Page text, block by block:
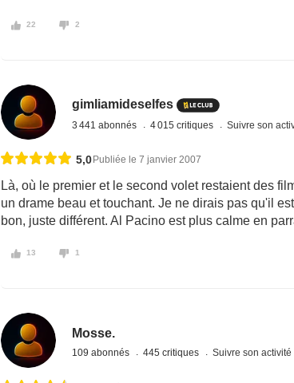
22 2
gimliamideselfes
3 441 abonnés 4 015 critiques Suivre son
5,0Publiée le 7 janvier 2007
Là, où le premier et le second volet restaient des
un drame beau et touchant. Je ne dirais pas qu'il
bon, juste différent. Al Pacino est plus calme en
13 1
Mosse.
109 abonnés 445 critiques Suivre son activité